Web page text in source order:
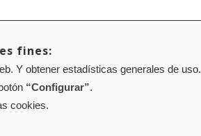
fines:
Y obtener estadísticas generales de uso.
“Configurar”.
cookies.